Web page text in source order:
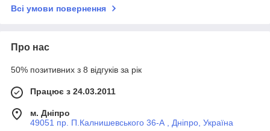
Всі умови повернення
Про нас
50% позитивних з 8 відгуків за рік
Працює з 24.03.2011
м. Дніпро
49051 пр. П.Калнишевського 36-А , Дніпро, Україна